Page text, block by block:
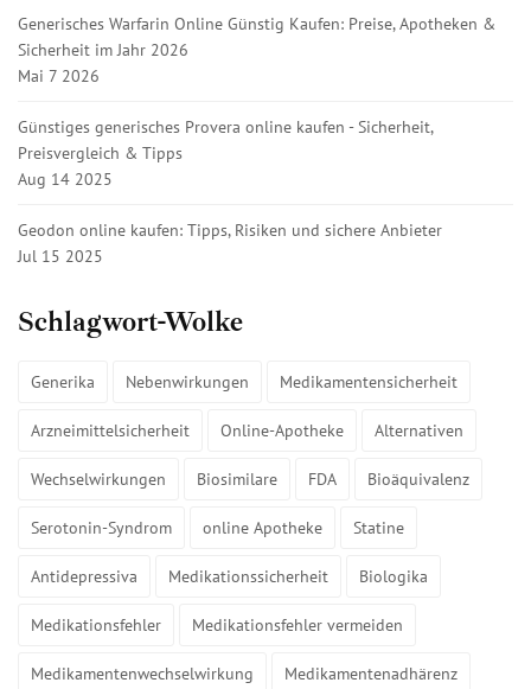
Generisches Warfarin Online Günstig Kaufen: Preise, Apotheken &
Sicherheit im Jahr 2026
Mai 7 2026
Günstiges generisches Provera online kaufen - Sicherheit,
Preisvergleich & Tipps
Aug 14 2025
Geodon online kaufen: Tipps, Risiken und sichere Anbieter
Jul 15 2025
Schlagwort-Wolke
Generika Nebenwirkungen Medikamentensicherheit
Arzneimittelsicherheit Online-Apotheke Alternativen
Wechselwirkungen Biosimilare FDA Bioäquivalenz
Serotonin-Syndrom online Apotheke Statine
Antidepressiva Medikationssicherheit Biologika
Medikationsfehler Medikationsfehler vermeiden
Medikamentenwechselwirkung Medikamentenadhärenz